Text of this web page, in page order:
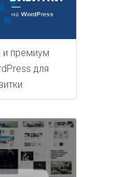
и премиум
для